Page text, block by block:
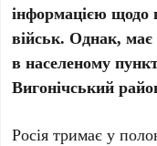
інформацією щодо
військ. Однак, має
в населеному
Вигонічський
Росія тримає у